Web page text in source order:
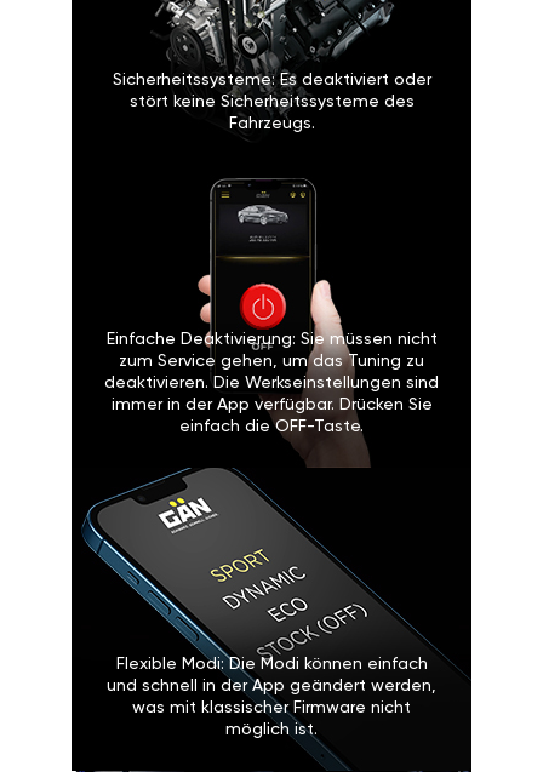
Sicherheitssysteme: Es deaktiviert oder
stört keine Sicherheitssysteme des
Fahrzeugs.
Einfache Deaktivierung: Sie müssen nicht
zum Service gehen, um das Tuning zu
deaktivieren. Die Werkseinstellungen sind
immer in der App verfügbar. Drücken Sie
einfach die OFF-Taste.
Flexible Modi: Die Modi können einfach
und schnell in der App geändert werden,
was mit klassischer Firmware nicht
möglich ist.